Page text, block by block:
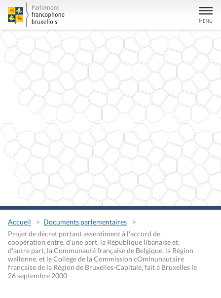
Accueil
Documents parlementaires
Projet de décret portant assentiment à l'accord de
coopération entre, d'une part, la République libanaise et,
d'autre part, la Communauté française de Belgique, la Région
wallonne, et le Collège de la Commission cOmlnunautaire
française de la Région de Bruxelles-Capitale, fait à Bruxelles le
26 septembre 2000